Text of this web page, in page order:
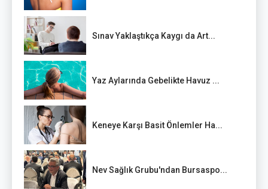
Sınav Yaklaştıkça Kaygı da Art...
Yaz Aylarında Gebelikte Havuz ...
Keneye Karşı Basit Önlemler Ha...
Nev Sağlık Grubu'ndan Bursaspo...